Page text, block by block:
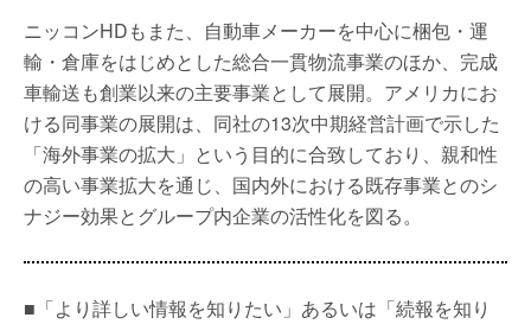
ニッコンHDもまた、自動車メーカーを中心に梱包・運
輸・倉庫をはじめとした総合一貫物流事業のほか、完成
車輸送も創業以来の主要事業として展開。アメリカにお
ける同事業の展開は、同社の13次中期経営計画で示した
「海外事業の拡大」という目的に合致しており、親和性
の高い事業拡大を通じ、国内外における既存事業とのシ
ナジー効果とグループ内企業の活性化を図る。
■「より詳しい情報を知りたい」あるいは「続報を知り